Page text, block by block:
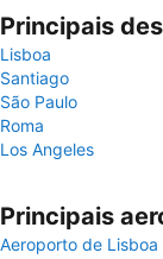
Principais
Lisboa
Santiago
São Paulo
Roma
Los Angeles
Principais
Aeroporto de Lisboa